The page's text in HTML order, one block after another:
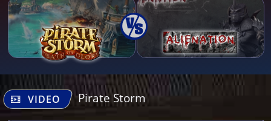
VIDEO Pirate Storm